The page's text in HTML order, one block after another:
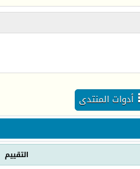
أدوات المنتدى
التقييم